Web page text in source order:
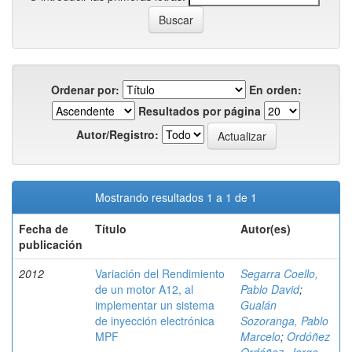
Ordenar por:
En orden:
Resultados por página
Autor/Registro:
Mostrando resultados 1 a 1 de 1
Fecha de
publicación
Título Autor(es)
2012
Variación del Rendimiento
de un motor A12, al
implementar un sistema
de inyección electrónica
MPF
Segarra Coello,
Pablo David;
Gualán
Sozoranga, Pablo
Marcelo; Ordóñez